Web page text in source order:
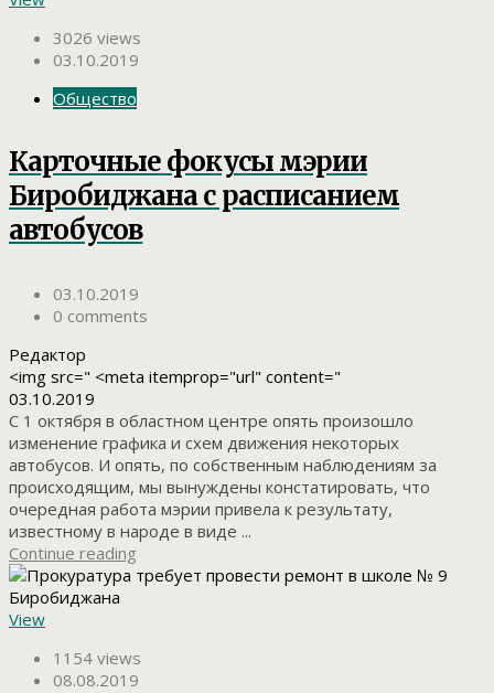
3026 views
03.10.2019
Общество
Карточные фокусы мэрии
Биробиджана с расписанием
автобусов
03.10.2019
0 comments
Редактор
<img src=" <meta itemprop="url" content="
03.10.2019
С 1 октября в областном центре опять произошло
изменение графика и схем движения некоторых
автобусов. И опять, по собственным наблюдениям за
происходящим, мы вынуждены констатировать, что
очередная работа мэрии привела к результату,
известному в народе в виде ...
Continue reading
View
1154 views
08.08.2019